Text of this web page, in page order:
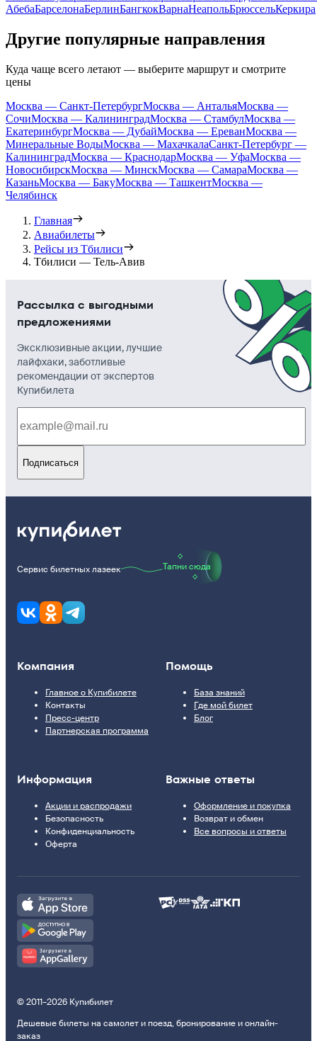
АбебаБарселонаБерлинБангкокВарнаНеапольБрюссельКеркира
Другие популярные направления
Куда чаще всего летают — выберите маршрут и смотрите
цены
Москва — Санкт-ПетербургМосква — АнтальяМосква —
СочиМосква — КалининградМосква — СтамбулМосква —
ЕкатеринбургМосква — ДубайМосква — ЕреванМосква —
Минеральные ВодыМосква — МахачкалаСанкт-Петербург —
КалининградМосква — КраснодарМосква — УфаМосква —
НовосибирскМосква — МинскМосква — СамараМосква —
КазаньМосква — БакуМосква — ТашкентМосква —
Челябинск
Главная
Авиабилеты
Рейсы из Тбилиси
Тбилиси — Тель-Авив
Рассылка с выгодными
предложениями
Эксклюзивные акции, лучшие
лайфхаки, заботливые
рекомендации от экспертов
Купибилета
Подписаться
Сервис билетных лазеек Тапни сюда
Компания
Главное о Купибилете
Контакты
Пресс-центр
Партнерская программа
Помощь
База знаний
Где мой билет
Блог
Информация
Акции и распродажи
Безопасность
Конфиденциальность
Оферта
Важные ответы
Оформление и покупка
Возврат и обмен
Все вопросы и ответы
© 2011–2026 Купибилет
Дешевые билеты на самолет и поезд, бронирование и онлайн-
заказ